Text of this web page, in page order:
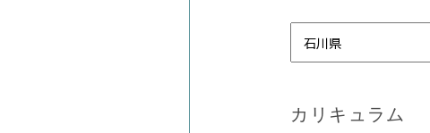
カリキュラム